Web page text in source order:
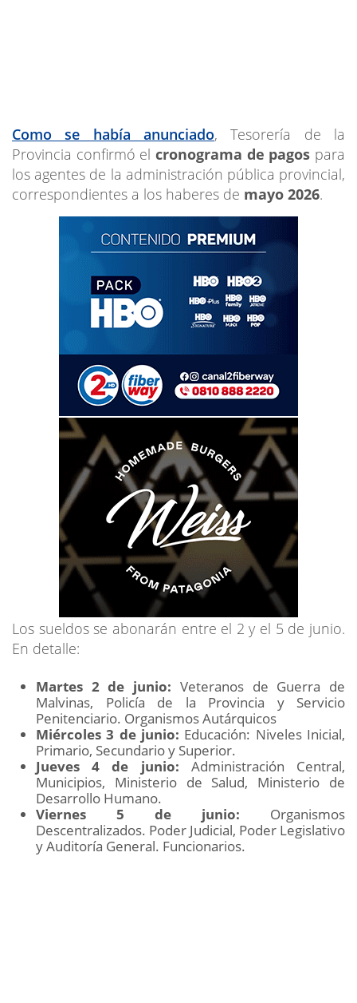
Como se había anunciado, Tesorería de la
Provincia confirmó el cronograma de pagos para
los agentes de la administración pública provincial,
correspondientes a los haberes de mayo 2026.
Los sueldos se abonarán entre el 2 y el 5 de junio.
En detalle:
Martes 2 de junio: Veteranos de Guerra de
Malvinas, Policía de la Provincia y Servicio
Penitenciario. Organismos Autárquicos
Miércoles 3 de junio: Educación: Niveles Inicial,
Primario, Secundario y Superior.
Jueves 4 de junio: Administración Central,
Municipios, Ministerio de Salud, Ministerio de
Desarrollo Humano.
Viernes 5 de junio: Organismos
Descentralizados. Poder Judicial, Poder Legislativo
y Auditoría General. Funcionarios.